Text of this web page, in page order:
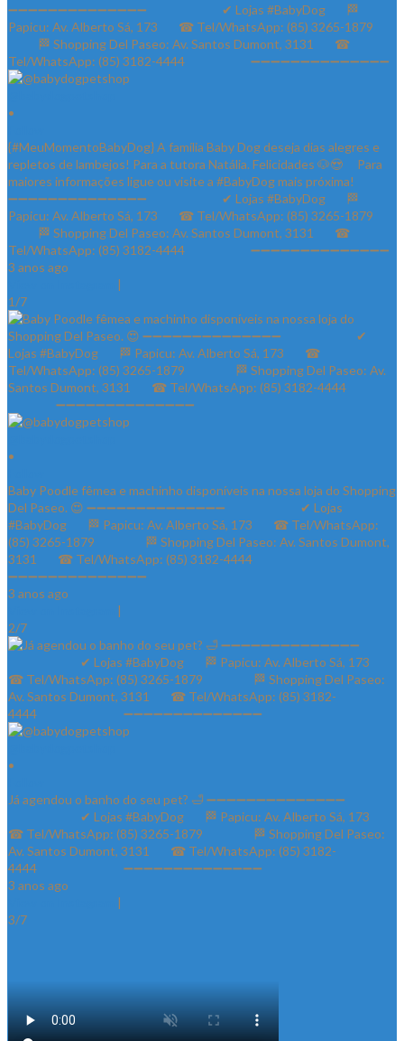
•
{#MeuMomentoBabyDog} A família Baby Dog deseja dias alegres e
repletos de lambejos! Para a tutora Natália. Felicidades 🐶😍 ⠀ Para
maiores informações ligue ou visite a #BabyDog mais próxima! ⠀
➖➖➖➖➖➖➖➖➖➖➖➖➖➖ ⠀⠀⠀⠀⠀⠀⠀⠀✔ Lojas #BabyDog⠀⠀ 🏁
Papicu: Av. Alberto Sá, 173⠀⠀ ☎ Tel/WhatsApp: (85) 3265-1879⠀⠀
⠀⠀⠀ 🏁 Shopping Del Paseo: Av. Santos Dumont, 3131⠀⠀ ☎
Tel/WhatsApp: (85) 3182-4444⠀⠀⠀⠀⠀⠀⠀ ➖➖➖➖➖➖➖➖➖➖➖➖➖➖
3 anos ago
|
1/7
•
Baby Poodle fêmea e machinho disponíveis na nossa loja do Shopping
Del Paseo. 😍 ➖➖➖➖➖➖➖➖➖➖➖➖➖➖ ⠀⠀⠀⠀⠀⠀⠀⠀✔ Lojas
#BabyDog⠀⠀ 🏁 Papicu: Av. Alberto Sá, 173⠀⠀ ☎ Tel/WhatsApp:
(85) 3265-1879⠀⠀ ⠀⠀⠀ 🏁 Shopping Del Paseo: Av. Santos Dumont,
3131⠀⠀ ☎ Tel/WhatsApp: (85) 3182-4444⠀⠀⠀⠀ ⠀⠀⠀⠀⠀
➖➖➖➖➖➖➖➖➖➖➖➖➖➖
3 anos ago
|
2/7
•
Já agendou o banho do seu pet? 🛁 ➖➖➖➖➖➖➖➖➖➖➖➖➖➖
⠀⠀⠀⠀⠀⠀⠀⠀✔ Lojas #BabyDog⠀⠀ 🏁 Papicu: Av. Alberto Sá, 173⠀⠀
☎ Tel/WhatsApp: (85) 3265-1879⠀⠀ ⠀⠀⠀ 🏁 Shopping Del Paseo:
Av. Santos Dumont, 3131⠀⠀ ☎ Tel/WhatsApp: (85) 3182-
4444⠀⠀⠀⠀ ⠀⠀⠀⠀⠀ ➖➖➖➖➖➖➖➖➖➖➖➖➖➖
3 anos ago
|
3/7